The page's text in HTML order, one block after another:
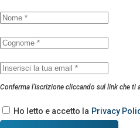
Conferma l'iscrizione cliccando sul link che
Ho letto e accetto la Privacy